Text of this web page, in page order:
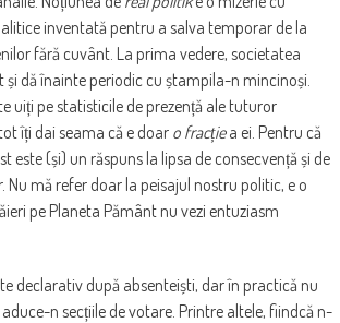
inventată pentru a salva temporar de la
fără cuvânt. La prima vedere, societatea
și dă înainte periodic cu ștampila-n mincinoși.
uiți pe statisticile de prezență ale tuturor
îți dai seama că e doar o fracțiea ei. Pentru că
este (și) un răspuns la lipsa de consecvență și de
Nu mă refer doar la peisajul nostru politic, e o
pe Planeta Pământ nu vezi entuziasm
declarativ după absenteiști, dar în practică nu
n secțiile de votare. Printre altele, fiindcă n-